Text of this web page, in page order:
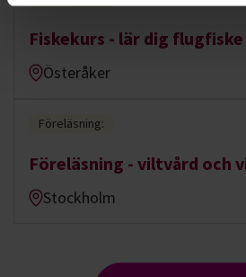
Fiskekurs - lär dig flugfiske
Österåker
Föreläsning:
Föreläsning - viltvård och
Stockholm